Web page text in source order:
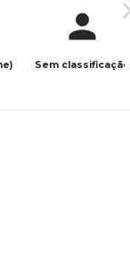
Sem classificação